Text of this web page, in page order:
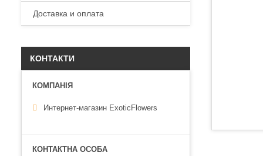
Доставка и оплата
КОНТАКТИ
Интернет-магазин ExoticFlowers